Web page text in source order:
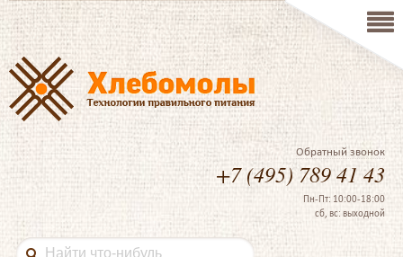
Обратный звонок
+7 (495) 789 41 43
Пн-Пт: 10:00-18:00
сб, вс: выходной